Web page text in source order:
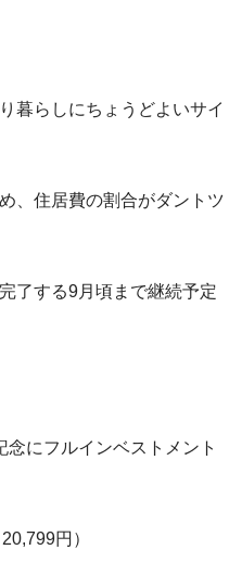
暮らしにちょうどよいサイ
、住居費の割合がダントツ
了する9月頃まで継続予定
にフルインベストメント
円）